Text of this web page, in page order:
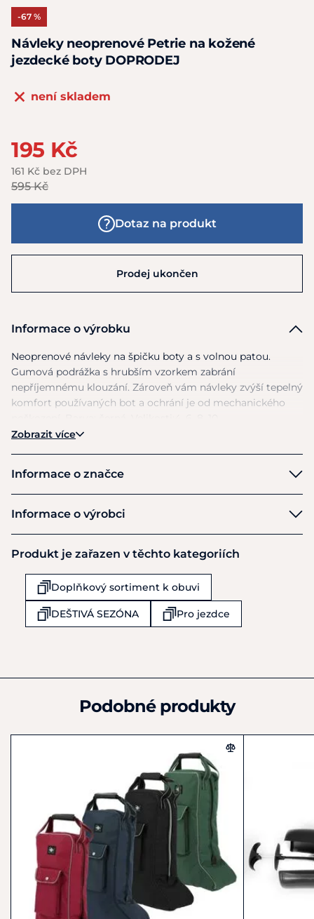
-67 %
Návleky neoprenové Petrie na kožené
jezdecké boty DOPRODEJ
není skladem
195 Kč
161 Kč bez DPH
595 Kč
Dotaz na produkt
Prodej ukončen
Informace o výrobku
Neoprenové návleky na špičku boty a s volnou patou.
Gumová podrážka s hrubším vzorkem zabrání
nepříjemnému klouzání. Zároveň vám návleky zvýší tepelný
komfort používaných bot a ochrání je od mechanického
Zobrazit více
Informace o značce
Petrie
Informace o výrobci
Petrie s Rijlaarzen b.v.
Mercuriusweg 9
Brummen
6971GV
Německo
Produkt je zařazen v těchto kategoriích
Doplňkový sortiment k obuvi
DEŠTIVÁ SEZÓNA Pro jezdce
Podobné produkty